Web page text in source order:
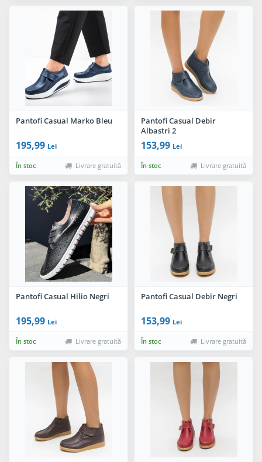
Pantofi Casual Marko Bleu
195,99 Lei
În stoc Livrare gratuită
Pantofi Casual Debir
Albastri 2
153,99 Lei
În stoc Livrare gratuită
Pantofi Casual Hilio Negri
195,99 Lei
În stoc Livrare gratuită
Pantofi Casual Debir Negri
153,99 Lei
În stoc Livrare gratuită